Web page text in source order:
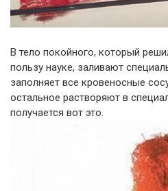
В тело покойного, который
пользу науке, заливают
заполняет все кровеносные
остальное растворяют в
получается вот это.